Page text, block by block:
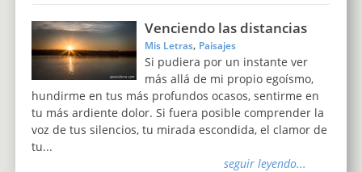
Venciendo las distancias
Mis Letras, Paisajes
Si pudiera por un instante ver
más allá de mi propio egoísmo,
hundirme en tus más profundos ocasos, sentirme en
tu más ardiente dolor. Si fuera posible comprender la
voz de tus silencios, tu mirada escondida, el clamor de
tu...
seguir leyendo...